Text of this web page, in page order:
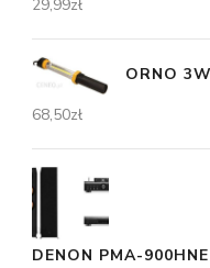
29,99zł
ORNO
68,50zł
DENON PMA-